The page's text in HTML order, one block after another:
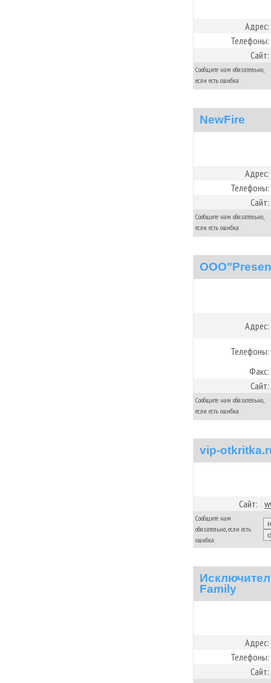
Адрес:
Телефоны:
Сайт:
Сообщите нам обязательно,
если есть ошибка:
NewFire
Адрес:
Телефоны:
Сайт:
Сообщите нам обязательно,
если есть ошибка:
Адрес:
Телефоны:
Факс:
Сайт:
Сообщите нам обязательно,
если есть ошибка:
vip-
Сайт:
Сообщите нам
обязательно, если есть
ошибка:
Family
Адрес:
Телефоны:
Сайт: